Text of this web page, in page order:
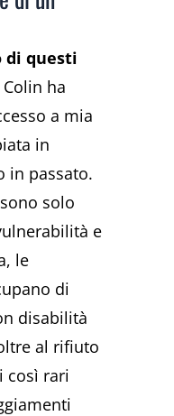
di questi
Colin ha
a mia
in
in passato.
solo
e
le
di
disabilità
al rifiuto
così rari